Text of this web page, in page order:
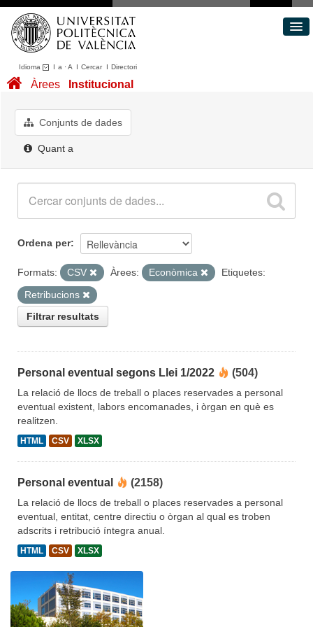
Idioma I a ·A I CercarI Directori
Conjunts de dades
Quant a
Àrees Institucional
Conjunts de dades
Quant a
Ordena per
Formats: CSV Àrees: Econòmica
Etiquetes:
Retribucions
Filtrar resultats
Personal eventual segons Llei 1/2022 (504)
La relació de llocs de treball o places reservades a personal
eventual existent, labors encomanades, i òrgan en què es
realitzen.
HTML CSV XLSX
Personal eventual (2158)
La relació de llocs de treball o places reservades a personal
eventual, entitat, centre directiu o òrgan al qual es troben
adscrits i retribució íntegra anual.
HTML CSV XLSX